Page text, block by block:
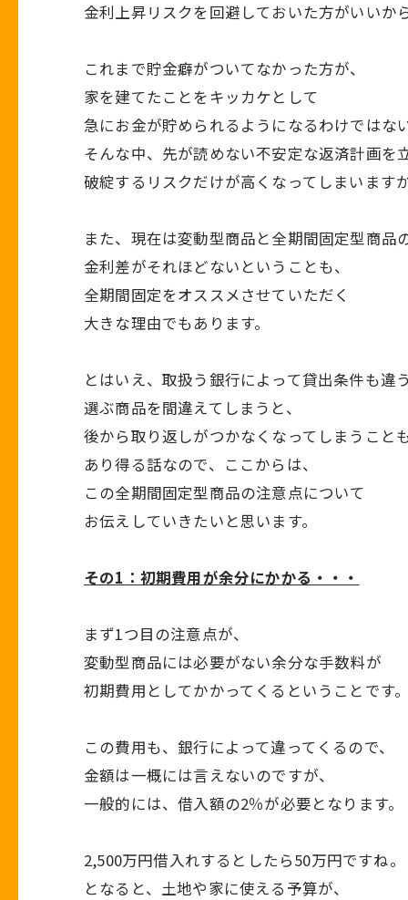
金利上昇リスクを回避しておいた方がいいから
これまで貯金癖がついてなかった方が、
家を建てたことをキッカケとして
急にお金が貯められるようになるわけではない
そんな中、先が読めない不安定な返済計画を
破綻するリスクだけが高くなってしまいますか
また、現在は変動型商品と全期間固定型商品
金利差がそれほどないということも、
全期間固定をオススメさせていただく
大きな理由でもあります。
とはいえ、取扱う銀行によって貸出条件も違う
選ぶ商品を間違えてしまうと、
後から取り返しがつかなくなってしまうこと
あり得る話なので、ここからは、
この全期間固定型商品の注意点について
お伝えしていきたいと思います。
その1 ：初期費用が余分にかかる・・・
まず1つ目の注意点が、
変動型商品には必要がない余分な手数料が
初期費用としてかかってくるということです。
この費用も、銀行によって違ってくるので、
金額は一概には言えないのですが、
一般的には、借入額の2％が必要となります。
2,500万円借入れするとしたら50万円ですね。
となると、土地や家に使える予算が、